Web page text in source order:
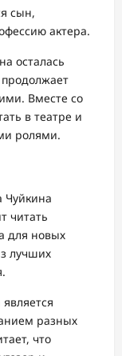
сын,
актера.
осталась
Вместе со
в театре и
ролями.
Чуйкина
читать
для новых
лучших
разных
что